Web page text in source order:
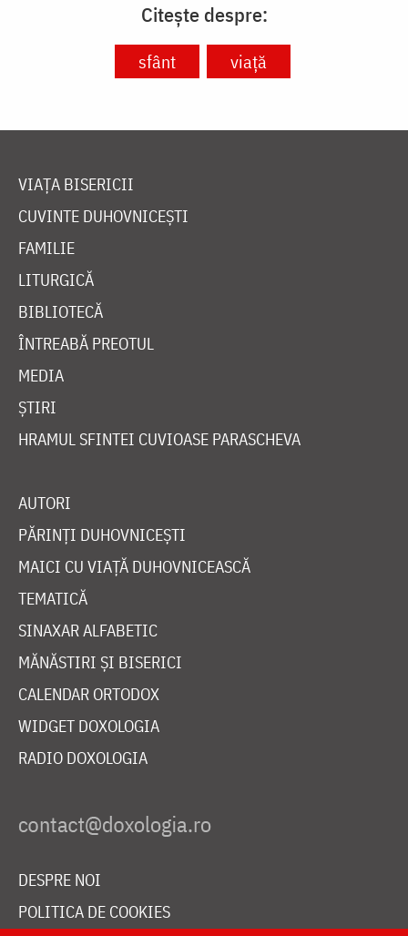
Citește despre:
sfânt viață
VIAȚA BISERICII
CUVINTE DUHOVNICEȘTI
FAMILIE
LITURGICĂ
BIBLIOTECĂ
ÎNTREABĂ PREOTUL
MEDIA
ȘTIRI
HRAMUL SFINTEI CUVIOASE PARASCHEVA
AUTORI
PĂRINȚI DUHOVNICEȘTI
MAICI CU VIAȚĂ DUHOVNICEASCĂ
TEMATICĂ
SINAXAR ALFABETIC
MĂNĂSTIRI ȘI BISERICI
CALENDAR ORTODOX
WIDGET DOXOLOGIA
RADIO DOXOLOGIA
DESPRE NOI
POLITICA DE COOKIES